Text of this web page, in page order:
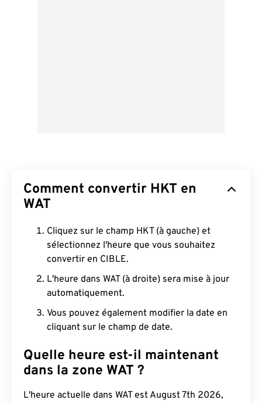
Comment convertir HKT en
WAT
Cliquez sur le champ HKT (à gauche) et
sélectionnez l'heure que vous souhaitez
convertir en CIBLE.
L'heure dans WAT (à droite) sera mise à jour
automatiquement.
Vous pouvez également modifier la date en
cliquant sur le champ de date.
Quelle heure est-il maintenant
dans la zone WAT ?
L'heure actuelle dans WAT est August 7th 2026,